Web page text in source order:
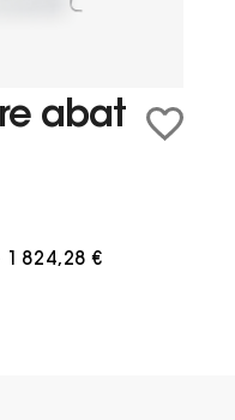
abat
1 824,28 €